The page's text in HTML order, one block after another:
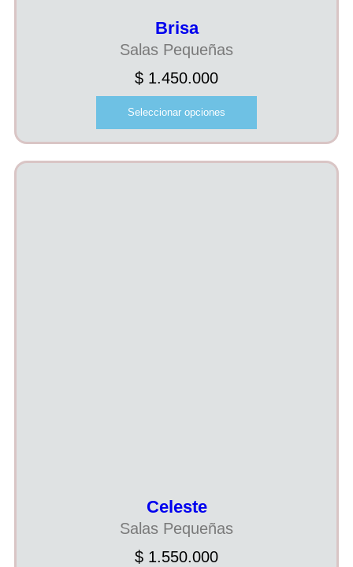
Brisa
Salas Pequeñas
$ 1.450.000
Seleccionar opciones
Celeste
Salas Pequeñas
$ 1.550.000